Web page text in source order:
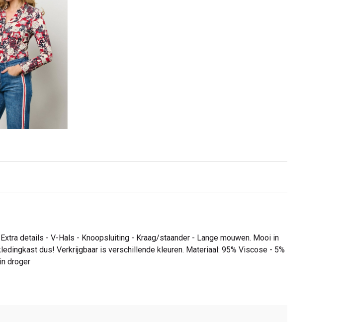
details - V-Hals - Knoopsluiting - Kraag/staander - Lange mouwen. Mooi in
dus! Verkrijgbaar is verschillende kleuren. Materiaal: 95% Viscose - 5%
droger